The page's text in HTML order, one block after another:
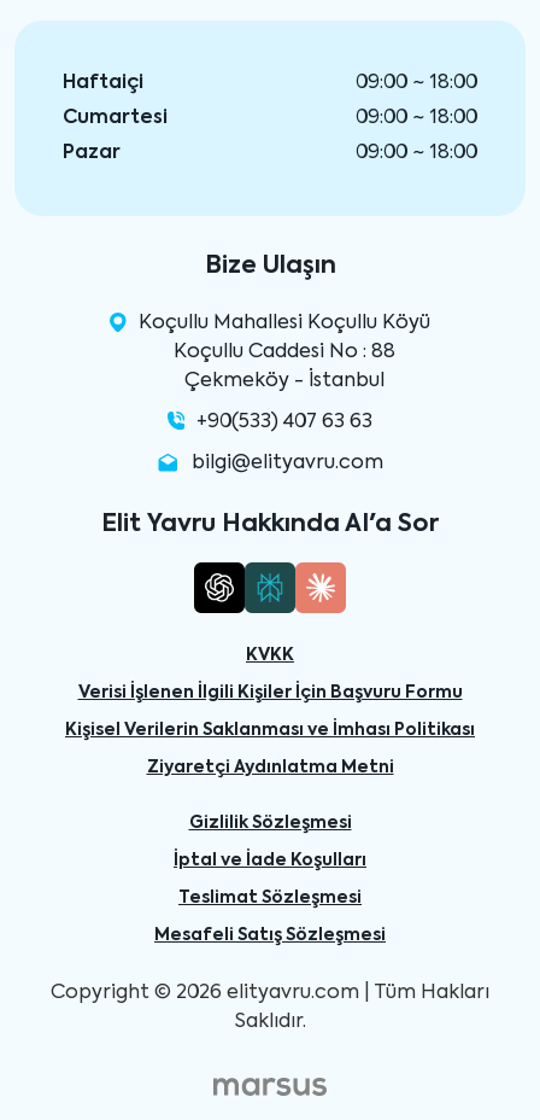
Haftaiçi
09:00 ~ 18:00
Cumartesi
09:00 ~ 18:00
Pazar
09:00 ~ 18:00
Bize Ulaşın
Koçullu Mahallesi Koçullu Köyü
Koçullu Caddesi No : 88
Çekmeköy - İstanbul
+90(533) 407 63 63
bilgi@elityavru.com
Elit Yavru Hakkında AI'a Sor
KVKK
Verisi İşlenen İlgili Kişiler İçin Başvuru Formu
Kişisel Verilerin Saklanması ve İmhası Politikası
Ziyaretçi Aydınlatma Metni
Gizlilik Sözleşmesi
İptal ve İade Koşulları
Teslimat Sözleşmesi
Mesafeli Satış Sözleşmesi
Copyright © 2026 elityavru.com | Tüm Hakları
Saklıdır.